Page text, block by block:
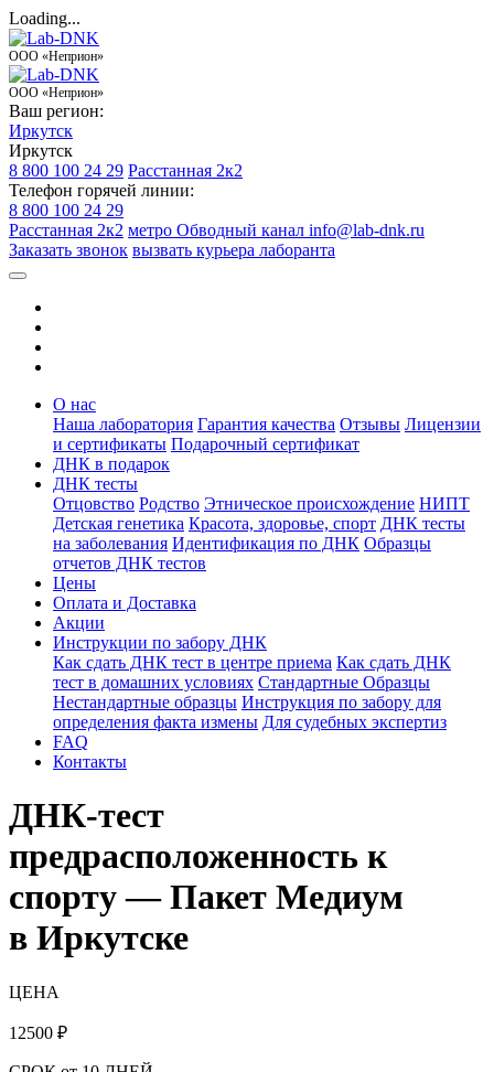
Loading...
ООО «Неприон»
ООО «Неприон»
Ваш регион:
Иркутск
Иркутск
8 800 100 24 29 Расстанная 2к2
Телефон горячей линии:
8 800 100 24 29
Расстанная 2к2 метро Обводный канал info@lab-dnk.ru
Заказать звонок вызвать курьера лаборанта
О нас
Наша лаборатория Гарантия качества Отзывы Лицензии
и сертификаты Подарочный сертификат
ДНК в подарок
ДНК тесты
Отцовство Родство Этническое происхождение НИПТ
Детская генетика Красота, здоровье, спорт ДНК тесты
на заболевания Идентификация по ДНК Образцы
отчетов ДНК тестов
Цены
Оплата и Доставка
Акции
Инструкции по забору ДНК
Как сдать ДНК тест в центре приема Как сдать ДНК
тест в домашних условиях Стандартные Образцы
Нестандартные образцы Инструкция по забору для
определения факта измены Для судебных экспертиз
FAQ
Контакты
ДНК-тест
предрасположенность к
спорту — Пакет Медиум
в Иркутске
ЦЕНА
12500 ₽